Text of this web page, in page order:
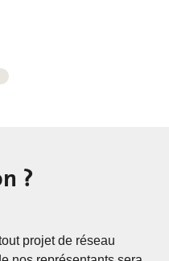
?
projet de réseau